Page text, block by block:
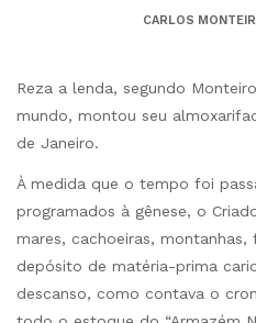
CARLOS
Reza a lenda, segundo
mundo, montou seu
de Janeiro.
À medida que o tempo foi
programados à gênese, o
mares, cachoeiras,
depósito de matéria-prima
descanso, como contava o